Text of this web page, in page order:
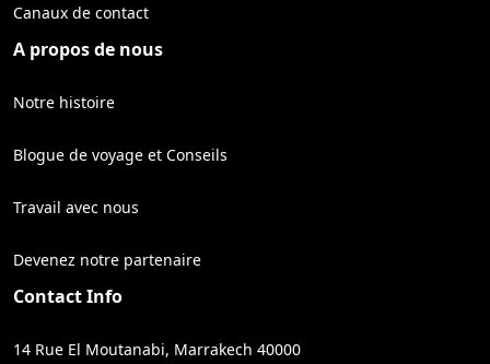
Canaux de contact
A propos de nous
Notre histoire
Blogue de voyage et Conseils
Travail avec nous
Devenez notre partenaire
Contact Info
14 Rue El Moutanabi, Marrakech 40000